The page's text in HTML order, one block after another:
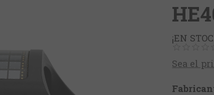
¡EN
Sea el